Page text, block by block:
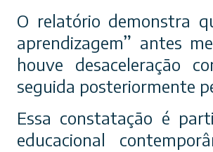
O relatório demonstra
aprendizagem” antes
houve desaceleração
seguida posteriormente
Essa constatação é
educacional